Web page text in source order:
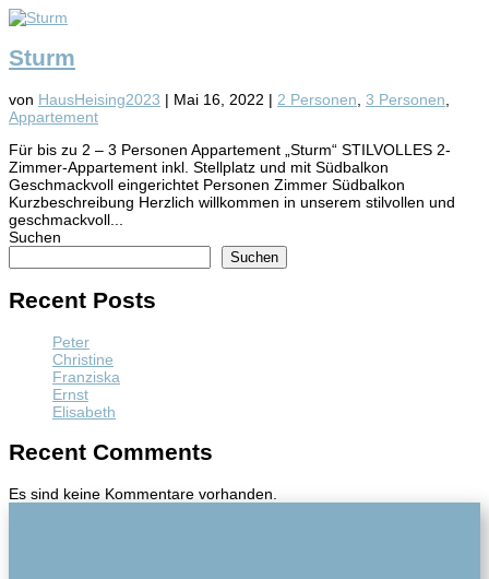
Sturm
von HausHeising2023 | Mai 16, 2022 | 2 Personen 3 Personen
Appartement
Für bis zu 2 – 3 Personen Appartement „Sturm“ STILVOLLES 2-
Zimmer-Appartement inkl. Stellplatz und mit Südbalkon
Geschmackvoll eingerichtet Personen Zimmer Südbalkon
Kurzbeschreibung Herzlich willkommen in unserem stilvollen und
geschmackvoll...
Suchen
Suchen
Recent Posts
Peter
Christine
Franziska
Ernst
Elisabeth
Recent Comments
Es sind keine Kommentare vorhanden.